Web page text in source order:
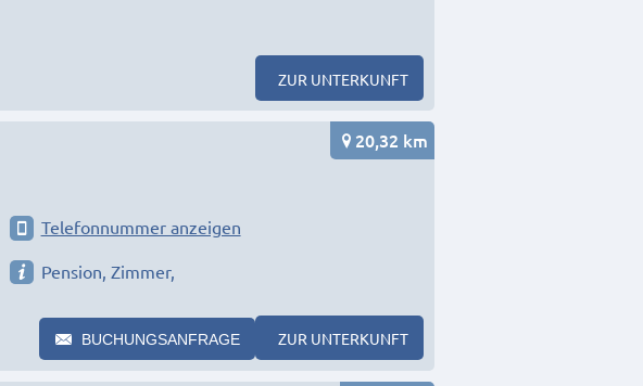
ZUR UNTERKUNFT
20,32 km
Telefonnummer anzeigen
Pension, Zimmer,
BUCHUNGSANFRAGE ZUR UNTERKUNFT